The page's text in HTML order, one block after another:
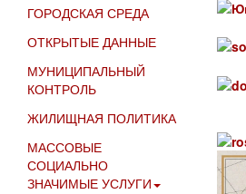
ГОРОДСКАЯ СРЕДА
ОТКРЫТЫЕ ДАННЫЕ
МУНИЦИПАЛЬНЫЙ
КОНТРОЛЬ
ЖИЛИЩНАЯ ПОЛИТИКА
МАССОВЫЕ
СОЦИАЛЬНО
ЗНАЧИМЫЕ УСЛУГИ